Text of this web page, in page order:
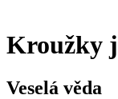
Kroužky
Veselá věda